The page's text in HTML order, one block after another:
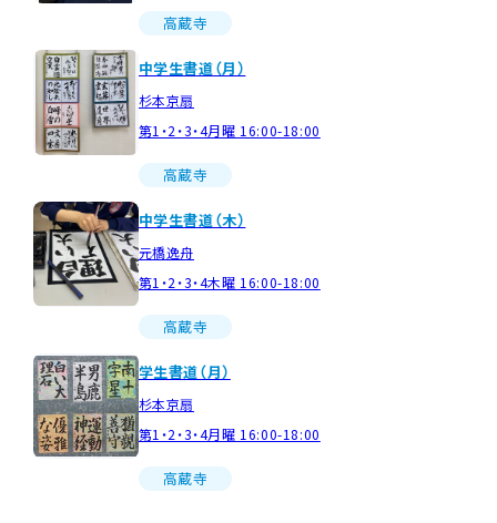
高蔵寺
中学生書道（月）
杉本京扇
第1・2・3・4月曜 16:00-18:00
高蔵寺
中学生書道（木）
元橋逸舟
第1・2・3・4木曜 16:00-18:00
高蔵寺
学生書道（月）
杉本京扇
第1・2・3・4月曜 16:00-18:00
高蔵寺